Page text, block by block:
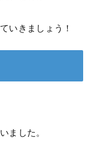
いきましょう！
ました。